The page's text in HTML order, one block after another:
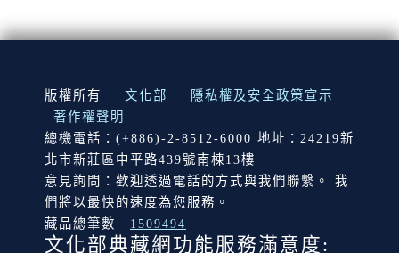
:::
版權所有 文化部
隱私權及安全政策宣示
著作權聲明
總機電話：(+886)-2-8512-6000 地址：24219新
北市新莊區中平路439號南棟13樓
意見詢問：歡迎透過電話的方式與我們聯繫。 我
們將以最快的速度為您服務。
藏品總筆數
1509494
文化部典藏網功能服務滿意度: